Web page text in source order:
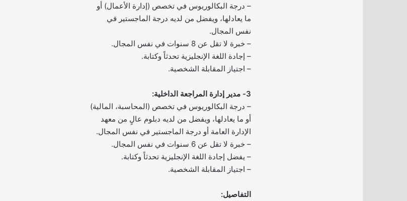
– درجة البكالوريوس في تخصص (إدارة الأعمال) أو
ما يعادلها، ويفضل من لديه درجة الماجستير في
نفس المجال.
– خبرة لا تقل عن 8 سنوات في نفس المجال.
– إجادة اللغة الإنجليزية تحدثاً وكتابة.
– اجتياز المقابلة الشخصية.
3- مدير إدارة المراجعة الداخلية:
– درجة البكالوريوس في تخصص (المحاسبة، المالية)
أو ما يعادلها، ويفضل من لديه دبلوم عالٍ من معهد
الإدارة العامة أو درجة الماجستير في نفس المجال.
– خبرة لا تقل عن 6 سنوات في نفس المجال.
– يفضل إجادة اللغة الإنجليزية تحدثاً وكتابة.
– اجتياز المقابلة الشخصية.
التفاصيل: